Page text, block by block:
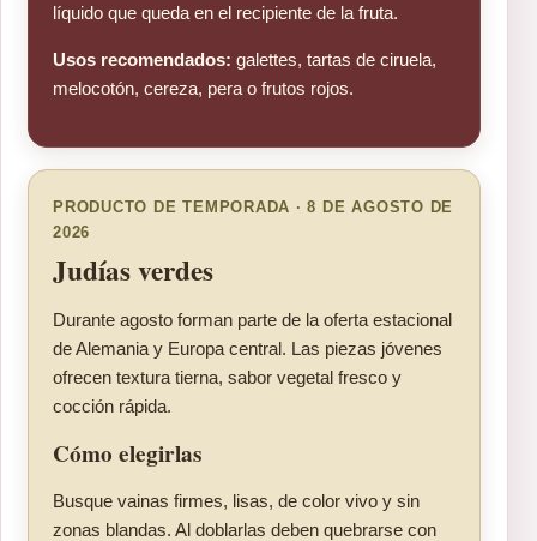
líquido que queda en el recipiente de la fruta.
Usos recomendados: galettes, tartas de ciruela,
melocotón, cereza, pera o frutos rojos.
PRODUCTO DE TEMPORADA · 8 DE AGOSTO DE
2026
Judías verdes
Durante agosto forman parte de la oferta estacional
de Alemania y Europa central. Las piezas jóvenes
ofrecen textura tierna, sabor vegetal fresco y
cocción rápida.
Cómo elegirlas
Busque vainas firmes, lisas, de color vivo y sin
zonas blandas. Al doblarlas deben quebrarse con